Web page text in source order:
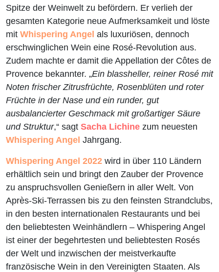
Spitze der Weinwelt zu befördern. Er verlieh der
gesamten Kategorie neue Aufmerksamkeit und löste
mit Whispering Angel als luxuriösen, dennoch
erschwinglichen Wein eine Rosé-Revolution aus.
Zudem machte er damit die Appellation der Côtes de
Provence bekannter. „Ein blassheller, reiner Rosé mit
Noten frischer Zitrusfrüchte, Rosenblüten und roter
Früchte in der Nase und ein runder, gut
ausbalancierter Geschmack mit großartiger Säure
und Struktur,“ sagt Sacha Lichine zum neuesten
Whispering Angel Jahrgang.
Whispering Angel 2022 wird in über 110 Ländern
erhältlich sein und bringt den Zauber der Provence
zu anspruchsvollen Genießern in aller Welt. Von
Après-Ski-Terrassen bis zu den feinsten Strandclubs,
in den besten internationalen Restaurants und bei
den beliebtesten Weinhändlern – Whispering Angel
ist einer der begehrtesten und beliebtesten Rosés
der Welt und inzwischen der meistverkaufte
französische Wein in den Vereinigten Staaten. Als